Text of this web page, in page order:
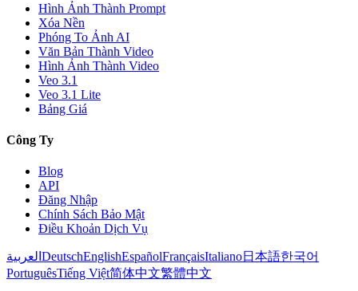
Hình Ảnh Thành Prompt
Xóa Nền
Phóng To Ảnh AI
Văn Bản Thành Video
Hình Ảnh Thành Video
Veo 3.1
Veo 3.1 Lite
Bảng Giá
Công Ty
Blog
API
Đăng Nhập
Chính Sách Bảo Mật
Điều Khoản Dịch Vụ
العربية DeutschEnglishEspañolFrançaisItaliano日本語한국어
PortuguêsTiếng Việt简体中文繁體中文